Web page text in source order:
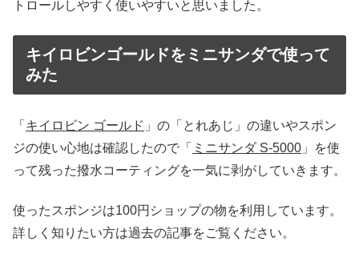
トロールしやすく使いやすいと思いました。
キイロビンゴールドをミニサンダで使って
みた
「 キイロビン ゴールド 」の「とれあじ」の違いやスポン
ジの使い心地は確認したので「 ミニサンダ S-5000 」を使
って残った撥水コーティングを一気に剥がしていきます。
使ったスポンジは100円ショップの物を利用しています。
詳しく知りたい方は過去の記事をご覧ください。